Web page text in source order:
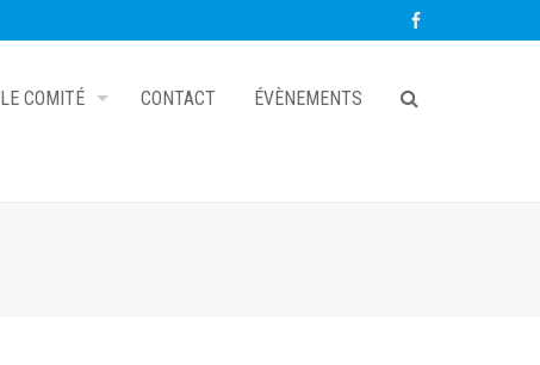
LE COMITÉ CONTACT ÉVÈNEMENTS